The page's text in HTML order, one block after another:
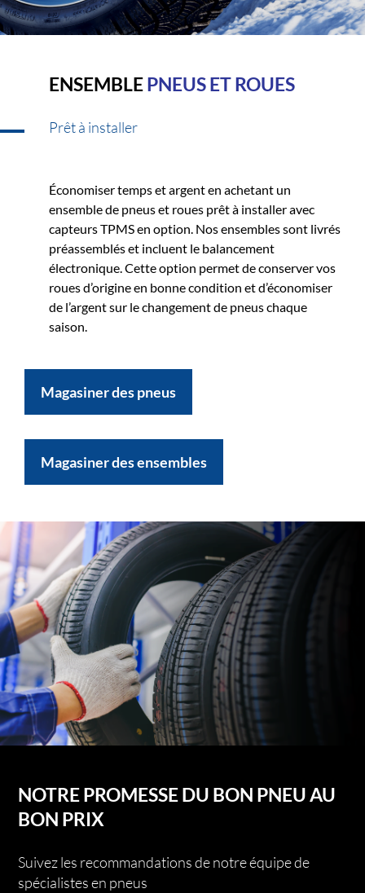
ENSEMBLEPNEUS ET ROUES
Prêt à installer
Économiser temps et argent en achetant un
ensemble de pneus et roues prêt à installer avec
capteurs TPMS en option. Nos ensembles sont livrés
préassemblés et incluent le balancement
électronique. Cette option permet de conserver vos
roues d’origine en bonne condition et d’économiser
de l’argent sur le changement de pneus chaque
saison.
Magasiner des pneus
Magasiner des ensembles
NOTRE PROMESSE DU BON PNEU AU
BON PRIX
Suivez les recommandations de notre équipe de
spécialistes en pneus